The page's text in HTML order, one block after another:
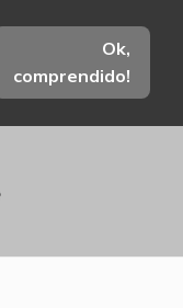
Ok,
comprendido!